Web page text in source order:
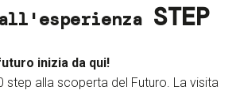
STEP
inizia da qui!
step alla scoperta del Futuro. La visita